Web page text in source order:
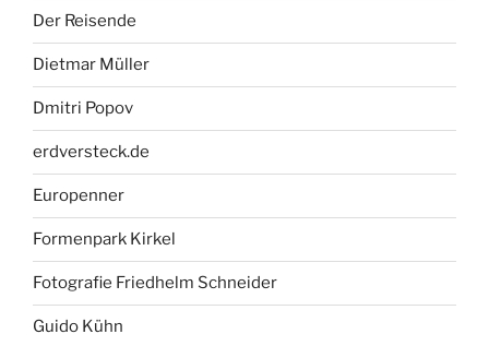
Der Reisende
Dietmar Müller
Dmitri Popov
erdversteck.de
Europenner
Formenpark Kirkel
Fotografie Friedhelm Schneider
Guido Kühn